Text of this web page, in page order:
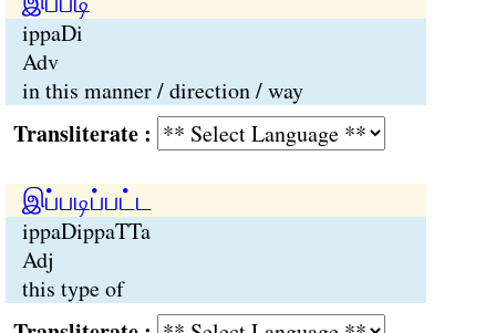
ippaDi
Adv
in this manner / direction / way
:
இப்படிப்பட்ட
ippaDippaTTa
Adj
this type of